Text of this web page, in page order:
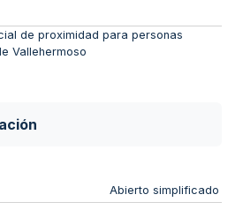
de proximidad para personas
Vallehermoso
Abierto simplificado